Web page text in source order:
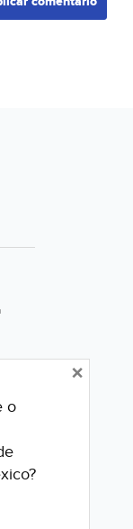
o
×